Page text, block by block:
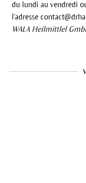
du lundi au vendredi
l'adresse
WALA Heilmittlel